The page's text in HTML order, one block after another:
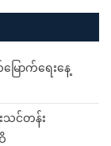
ောက်ရေးနေ့
သင်တန်း